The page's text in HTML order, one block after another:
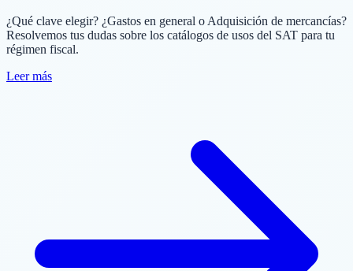
¿Qué clave elegir? ¿Gastos en general o Adquisición de mercancías?
Resolvemos tus dudas sobre los catálogos de usos del SAT para tu
régimen fiscal.
Leer más